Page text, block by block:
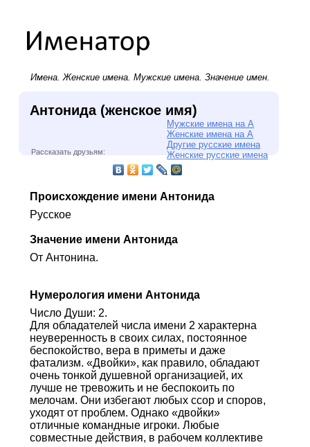
Имена.Женские имена. Мужские имена. Значение имен.
Антонида (женское имя)
Мужские имена на А
Женские имена на А
Другие русские имена
Женские русские имена
Рассказать друзьям:
Происхождение имени Антонида
Русское
Значение имени Антонида
От Антонина.
Нумерология имени Антонида
Число Души: 2.
Для обладателей числа имени 2 характерна
неуверенность в своих силах, постоянное
беспокойство, вера в приметы и даже
фатализм. «Двойки», как правило, обладают
очень тонкой душевной организацией, их
лучше не тревожить и не беспокоить по
мелочам. Они избегают любых ссор и споров,
уходят от проблем. Однако «двойки»
отличные командные игроки. Любые
совместные действия, в рабочем коллективе